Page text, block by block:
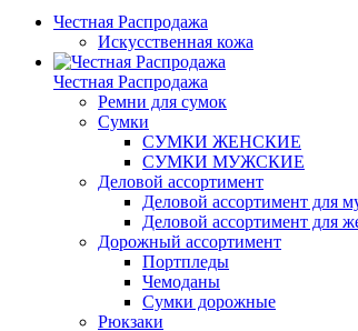
Честная Распродажа
Искусственная кожа
Честная Распродажа
Ремни для сумок
Сумки
СУМКИ ЖЕНСКИЕ
СУМКИ МУЖСКИЕ
Деловой ассортимент
Деловой ассортимент для
Деловой ассортимент для
Дорожный ассортимент
Портпледы
Чемоданы
Сумки дорожные
Рюкзаки